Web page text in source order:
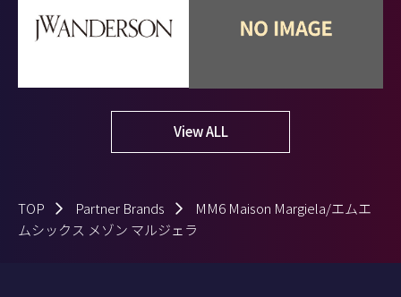
View ALL
TOP Partner Brands
MM6 Maison Margiela/エムエ
ムシックス メゾン マルジェラ